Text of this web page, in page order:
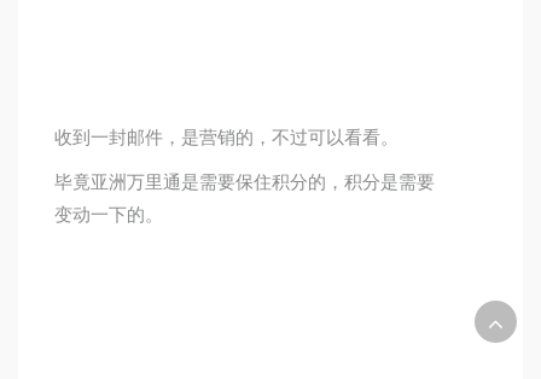
收到一封邮件，是营销的，不过可以看看。
毕竟亚洲万里通是需要保住积分的，积分是需要
变动一下的。